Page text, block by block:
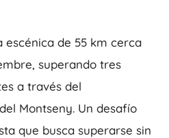
de 55 km cerca
superando tres
a través del
Montseny. Un desafío
que busca superarse sin